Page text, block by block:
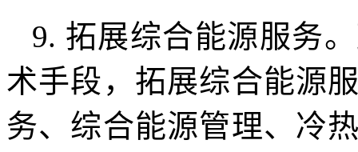
9. 拓展综合能源服务
术手段，拓展综合能源
务、综合能源管理、冷